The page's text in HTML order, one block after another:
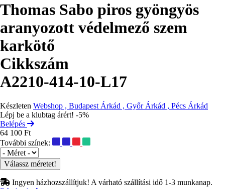
Thomas Sabo piros gyöngyös
aranyozott védelmező szem
karkötő
Cikkszám
A2210-414-10-L17
Készleten Webshop , Budapest Árkád , Győr Árkád , Pécs Árkád
Lépj be a klubtag árért! -5%
Belépés
64 100 Ft
További színek:
Méret
Ingyen házhozszállítjuk! A várható szállítási idő 1-3 munkanap.